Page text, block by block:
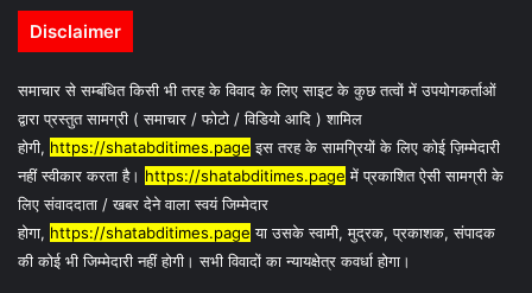
Disclaimer
समाचार से सम्बंधित किसी भी तरह के विवाद के लिए साइट के कुछ तत्वों में उपयोगकर्ताओं
द्वारा प्रस्तुत सामग्री ( समाचार / फोटो / विडियो आदि ) शामिल
होगी, https://shatabditimes.page इस तरह के सामग्रियों के लिए कोई ज़िम्मेदारी
नहीं स्वीकार करता है। https://shatabditimes.page में प्रकाशित ऐसी सामग्री के
लिए संवाददाता / खबर देने वाला स्वयं जिम्मेदार
होगा, https://shatabditimes.page या उसके स्वामी, मुद्रक, प्रकाशक, संपादक
की कोई भी जिम्मेदारी नहीं होगी। सभी विवादों का न्यायक्षेत्र कवर्धा होगा।